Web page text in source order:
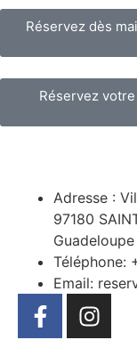
Réservez dès
Réservez
Adresse :
97180
Guadeloupe
Téléphone:
Email: